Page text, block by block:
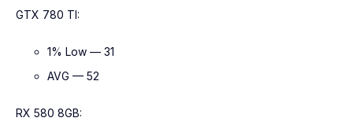
GTX 780 TI:
1% Low — 31
AVG — 52
RX 580 8GB: